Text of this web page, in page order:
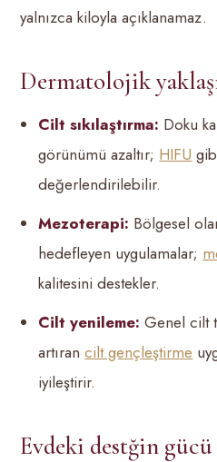
yalnızca kiloyla açıklanamaz.
Dermatolojik
Cilt sıkılaştırma: Doku
görünümü azaltır; HIFU
değerlendirilebilir.
Mezoterapi: Bölgesel
hedefleyen uygulamalar;
kalitesini destekler.
Cilt yenileme: Genel cilt
artırancilt gençleştirme
iyileştirir.
Evdeki destğin gücü